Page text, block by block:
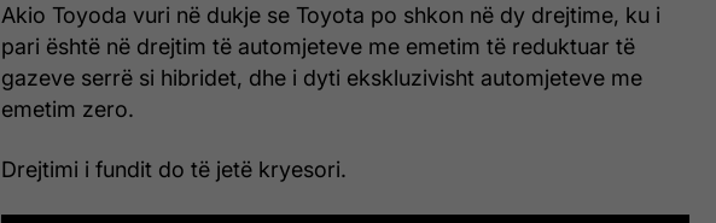
Akio Toyoda vuri në dukje se Toyota po shkon në dy drejtime, ku i
pari është në drejtim të automjeteve me emetim të reduktuar të
gazeve serrë si hibridet, dhe i dyti ekskluzivisht automjeteve me
emetim zero.
Drejtimi i fundit do të jetë kryesori.